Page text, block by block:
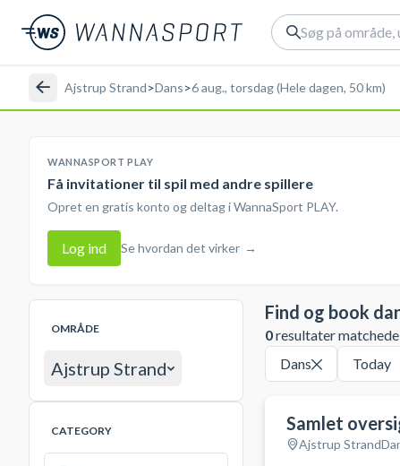
Ajstrup Strand>Dans>6 aug., torsdag (Hele dagen, 50 km)
WANNASPORT PLAY
Få invitationer til spil med andre spillere
Opret en gratis konto og deltag i WannaSport PLAY.
Log ind Se hvordan det virker →
OMRÅDE
Ajstrup Strand
CATEGORY
Find og book
0resultater
Dans Today
Samlet
Ajstrup Strand